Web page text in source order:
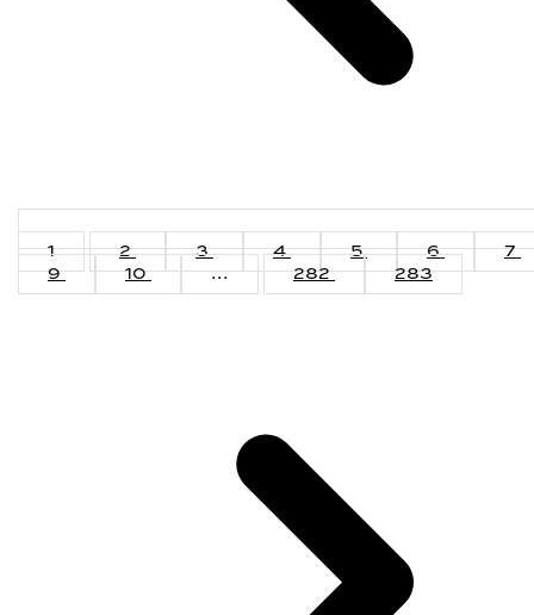
1 2 3 4 5 6
7
9
10 ... 282 283